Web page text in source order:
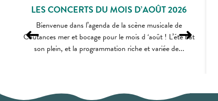
LES CONCERTS DU MOIS D’AOÛT 2026
Bienvenue dans l’agenda de la scène musicale de
Coutances mer et bocage pour le mois d ‘août ! L’été bat
son plein, et la programmation riche et variée de...